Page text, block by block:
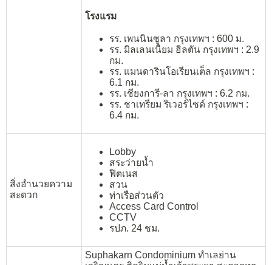
โรงแรม
รร. เพนนินซูลา กรุงเทพฯ : 600 ม.
รร. มิลเลนเนียม ฮิลตัน กรุงเทพฯ : 2.9
กม.
รร. แมนดารินโอเรียนเต็ล กรุงเทพฯ :
6.1 กม.
รร. เชียงการี-ลา กรุงเทพฯ : 6.2 กม.
รร. ชาเทรียม ริเวอร์ไซด์ กรุงเทพฯ :
6.4 กม.
สิ่งอำนวยความ
สะดวก
Lobby
สระว่ายน้ำ
ฟิตเนส
สวน
ท่าเรือส่วนตัว
Access Card Control
CCTV
รปภ. 24 ชม.
Suphakarn Condominium ทำเลย่าน